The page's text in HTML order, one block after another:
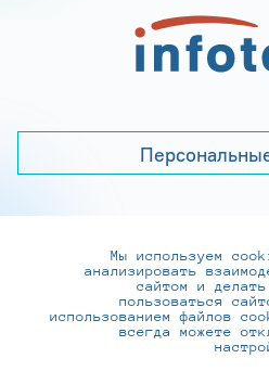
+7 (495) 737-
127273, г. Москва,
Мы используем
анализировать
сайтом и
пользоваться
использованием файлов
всегда можете